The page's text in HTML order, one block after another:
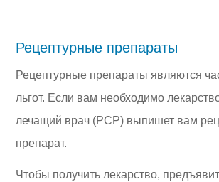
Рецептурные препараты
Рецептурные препараты являются
льгот. Если вам необходимо
лечащий врач (PCP) выпишет вам
препарат.
Чтобы получить лекарство,